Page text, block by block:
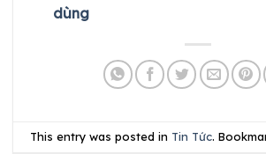
dùng
This entry was posted in Tin Tức.